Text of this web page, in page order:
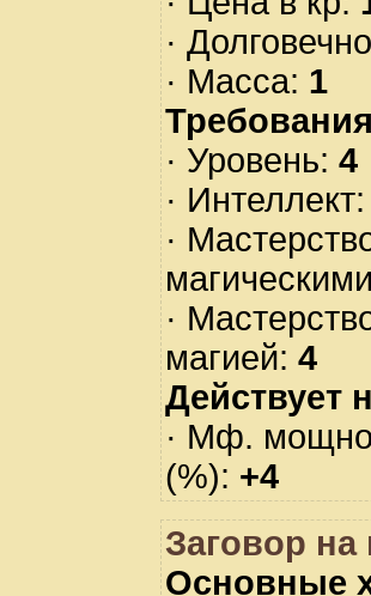
·
· Масса: 1
· Уровень: 4
·
·
·
магией: 4
Действует
· Мф.
(%): +4
Заговор на
Основные